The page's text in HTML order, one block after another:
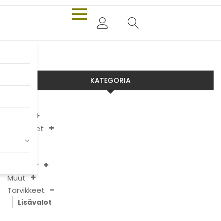
KATEGORIA
Chatenet
Ligier
Microcar
Muut
Tarvikkeet
Lisävalot